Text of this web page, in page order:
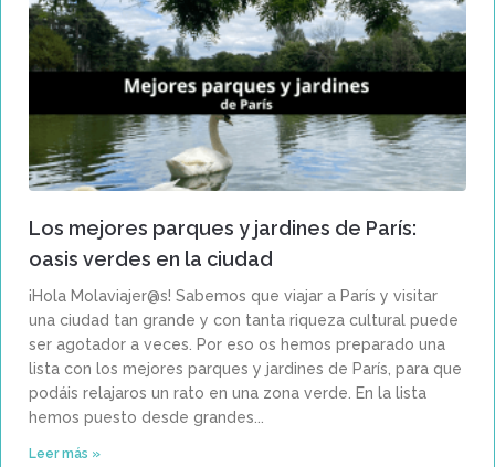
Los mejores parques y jardines de París:
oasis verdes en la ciudad
¡Hola Molaviajer@s! Sabemos que viajar a París y visitar
una ciudad tan grande y con tanta riqueza cultural puede
ser agotador a veces. Por eso os hemos preparado una
lista con los mejores parques y jardines de París, para que
podáis relajaros un rato en una zona verde. En la lista
hemos puesto desde grandes
Leer más »